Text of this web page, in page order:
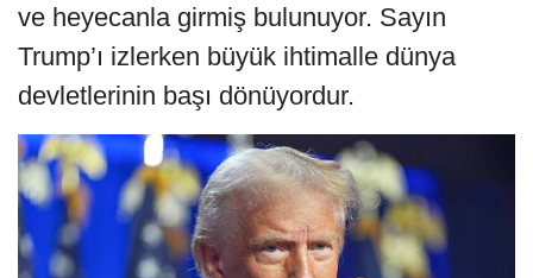
ve heyecanla girmiş bulunuyor. Sayın
Trump’ı izlerken büyük ihtimalle dünya
devletlerinin başı dönüyordur.